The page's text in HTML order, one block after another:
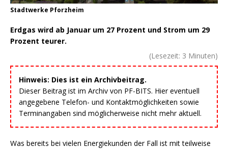
Stadtwerke Pforzheim
Erdgas wird ab Januar um 27 Prozent und Strom um 29
Prozent teurer.
(Lesezeit: 3 Minuten)
Hinweis: Dies ist ein Archivbeitrag.
Dieser Beitrag ist im Archiv von PF-BITS. Hier eventuell
angegebene Telefon- und Kontaktmöglichkeiten sowie
Terminangaben sind möglicherweise nicht mehr aktuell.
Was bereits bei vielen Energiekunden der Fall ist mit teilweise